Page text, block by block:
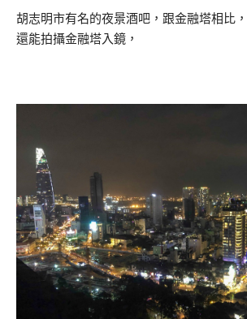
胡志明市有名的夜景酒吧，跟金融塔相比
還能拍攝金融塔入鏡，